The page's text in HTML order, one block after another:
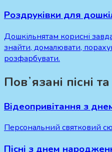
Роздруківки для
Дошкільнятам корисні
знайти, домалювати,
розфарбувати.
Повʼязані пісні
Відеопривітання з
Персональний святковий
Пісні з днем